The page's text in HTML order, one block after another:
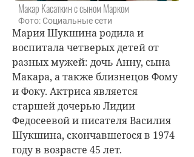
Макар Касаткин с сыном Марком
Фото: Социальные сети
Мария Шукшинародила и
воспитала четверых детей от
разных мужей: дочь Анну, сына
Макара, а также близнецов Фому
и Фоку. Актриса является
старшей дочерью Лидии
Федосеевой и писателя Василия
Шукшина, скончавшегося в 1974
году в возрасте 45 лет.